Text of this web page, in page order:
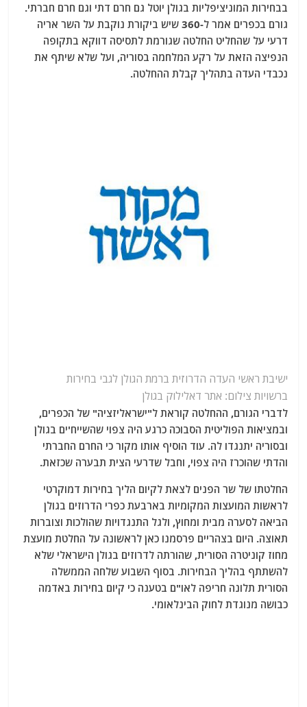
בבחירות המוניציפליות בגולן יוטל גם חרם דתי וגם חרם חברתי.
גורם בכפרים אמר ל-360 שיש ביקורת נוקבת על השר אריה
דרעי על שהחליט החלטה שגורמת לתסיסה דווקא בתקופה
הנפיצה הזאת על רקע המלחמה בסוריה, ועל שלא שיתף את
נכבדי העדה בתהליך קבלת ההחלטה.
ישיבת ראשי העדה הדרוזית ברמת הגולן לגבי בחירות
ברשויות צילום: אתר דאלילוק בגולן
לדברי הגורם, ההחלטה קוראת ל"ישראליזציה" של הכפרים,
ובמציאות הפוליטית הסבוכה כרגע היה צפוי שהשייח'ים בגולן
ובסוריה יתנגדו לה. עוד הוסיף אותו מקור כי החרם החברתי
והדתי שהוכרז היה צפוי, וחבל שדרעי הצית תבערה שכזאת.
החלטתו של שר הפנים לצאת לקיום הליך בחירות דמוקרטי
לראשות המועצות המקומיות בארבעת כפרי הדרוזים בגולן
הביאה לסערה מבית ומחוץ, ולגל התנגדויות שהולכות וצוברות
תאוצה. היום בצהריים פרסמנו כאן לראשונה על החלטת מועצת
מחוז קוניטרה הסורית, שהורתה לדרוזים בגולן הישראלי שלא
להשתתף בהליך הבחירות. בסוף השבוע שלחה הממשלה
הסורית תלונה חריפה לאו"ם בטענה כי קיום בחירות באדמה
כבושה מנוגדת לחוק הבינלאומי.